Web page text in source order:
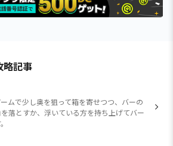
略記事
ムで少し奥を狙って箱を寄せつつ、バーの
落とすか、浮いている方を持ち上げてバー